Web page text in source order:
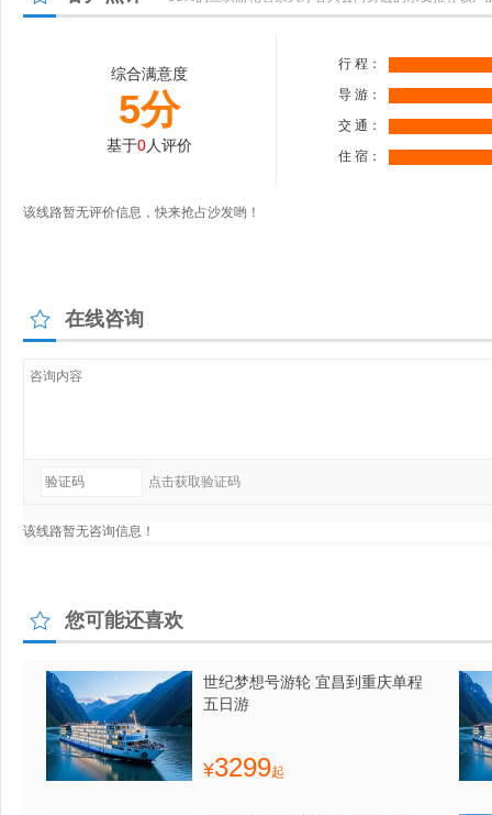
在线咨询
您可能还喜欢
世纪梦想号游轮 宜昌到重庆单程
五日游
¥3299起